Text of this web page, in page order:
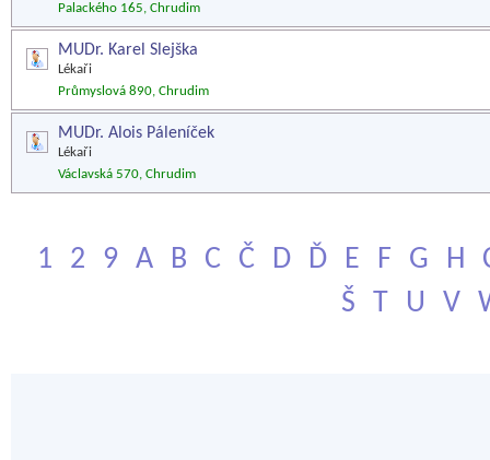
Palackého 165, Chrudim
MUDr. Karel Slejška
Lékaři
Průmyslová 890, Chrudim
MUDr. Alois Páleníček
Lékaři
Václavská 570, Chrudim
1 2 9 A B C Č D Ď E F G H
Š
T U V